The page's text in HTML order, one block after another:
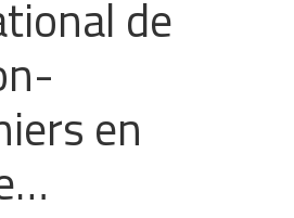
de
en